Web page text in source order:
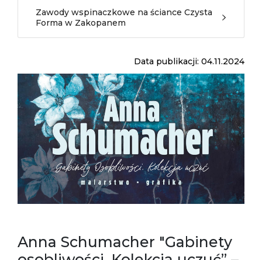
Zawody wspinaczkowe na ściance Czysta
Forma w Zakopanem
Data publikacji: 04.11.2024
Anna Schumacher "Gabinety